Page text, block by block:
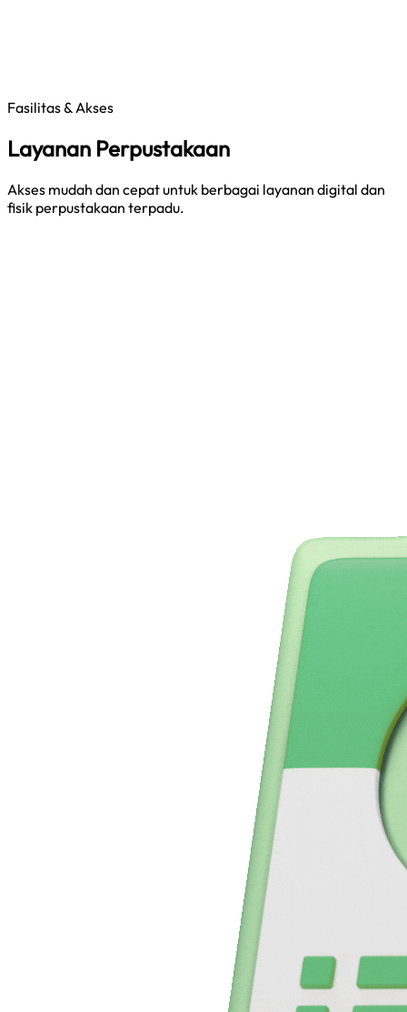
Fasilitas & Akses
Layanan Perpustakaan
Akses mudah dan cepat untuk berbagai layanan digital dan
fisik perpustakaan terpadu.